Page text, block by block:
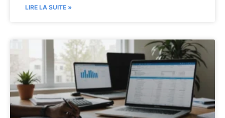
LIRE LA SUITE »